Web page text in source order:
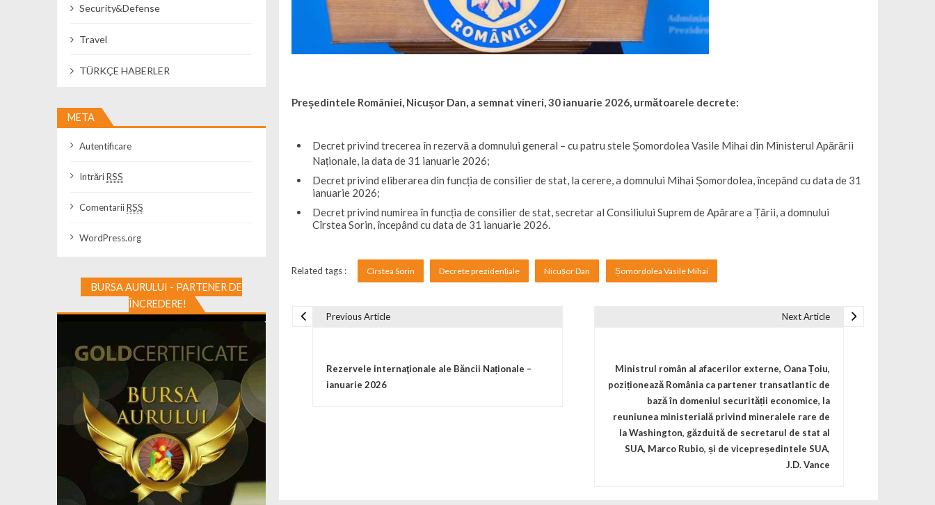
Președintele României, Nicușor Dan, a semnat vineri, 30 ianuarie 2026, următoarele decrete:
Decret privind trecerea în rezervă a domnului general – cu patru stele Șomordolea VasileMihai din Ministerul Apărării
Naționale, la data de 31 ianuarie 2026;
Decret privind eliberarea din funcția de consilier de stat, la cerere, a domnului Mihai Șomordolea, începând cu data de 31
ianuarie 2026;
Decret privind numirea în funcția de consilier de stat, secretar al Consiliului Suprem de Apărare a Țării, a domnului
Cîrstea Sorin, începând cu data de 31 ianuarie 2026.
Related tags : Cîrstea Sorin Decrete prezidențiale Nicușor Dan Șomordolea Vasile Mihai
Previous Article
Rezervele internaţionale ale Băncii Naționale –
ianuarie 2026
Next Article
Ministrul român al afacerilor externe, Oana Țoiu,
poziționează România ca partener transatlantic de
bază în domeniul securității economice, la
reuniunea ministerială privind mineralele rare de
la Washington, găzduită de secretarul de stat al
SUA, Marco Rubio, și de vicepreședintele SUA,
J.D. Vance
Security&Defense
Travel
TÜRKÇE HABERLER
META
Autentificare
IntrăriRSS
ComentariiRSS
WordPress.org
BURSA AURULUI - PARTENER DE
ÎNCREDERE!